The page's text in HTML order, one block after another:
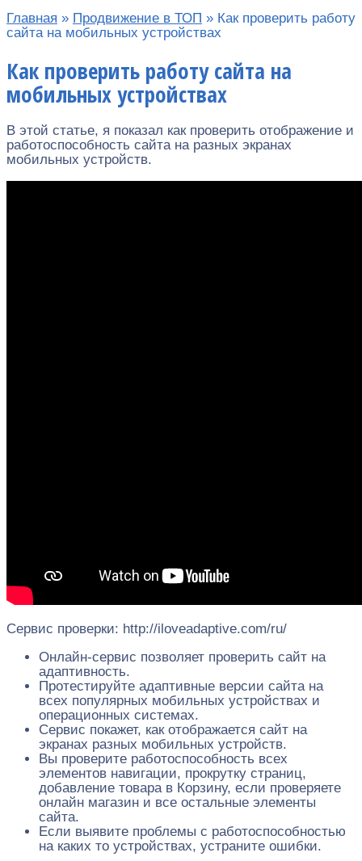
Главная » Продвижение в ТОП » Как проверить работу
сайта на мобильных устройствах
Как проверить работу сайта на
мобильных устройствах
В этой статье, я показал как проверить отображение и
работоспособность сайта на разных экранах
мобильных устройств.
Сервис проверки: http://iloveadaptive.com/ru/
Онлайн-сервис позволяет проверить сайт на
адаптивность.
Протестируйте адаптивные версии сайта на
всех популярных мобильных устройствах и
операционных системах.
Сервис покажет, как отображается сайт на
экранах разных мобильных устройств.
Вы проверите работоспособность всех
элементов навигации, прокрутку страниц,
добавление товара в Корзину, если проверяете
онлайн магазин и все остальные элементы
сайта.
Если выявите проблемы с работоспособностью
на каких то устройствах, устраните ошибки.